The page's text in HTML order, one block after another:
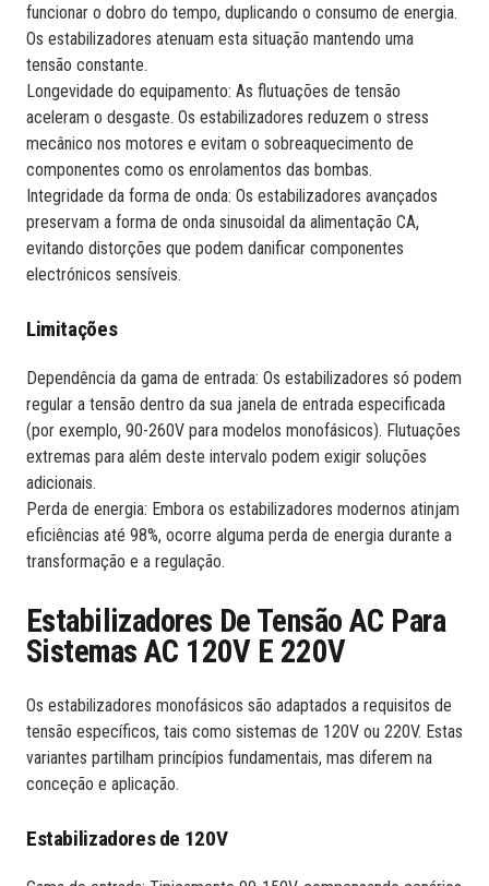
funcionar o dobro do tempo, duplicando o consumo de energia.
Os estabilizadores atenuam esta situação mantendo uma
tensão constante.
Longevidade do equipamento: As flutuações de tensão
aceleram o desgaste. Os estabilizadores reduzem o stress
mecânico nos motores e evitam o sobreaquecimento de
componentes como os enrolamentos das bombas.
Integridade da forma de onda: Os estabilizadores avançados
preservam a forma de onda sinusoidal da alimentação CA,
evitando distorções que podem danificar componentes
electrónicos sensíveis.
Limitações
Dependência da gama de entrada: Os estabilizadores só podem
regular a tensão dentro da sua janela de entrada especificada
(por exemplo, 90-260V para modelos monofásicos). Flutuações
extremas para além deste intervalo podem exigir soluções
adicionais.
Perda de energia: Embora os estabilizadores modernos atinjam
eficiências até 98%, ocorre alguma perda de energia durante a
transformação e a regulação.
Estabilizadores De Tensão AC Para
Sistemas AC 120V E 220V
Os estabilizadores monofásicos são adaptados a requisitos de
tensão específicos, tais como sistemas de 120V ou 220V. Estas
variantes partilham princípios fundamentais, mas diferem na
conceção e aplicação.
Estabilizadores de 120V